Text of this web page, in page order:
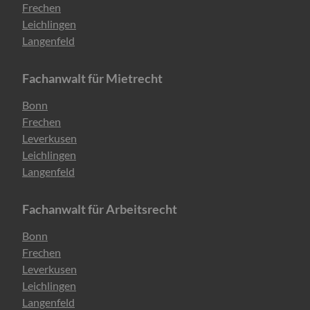
Frechen
Leichlingen
Langenfeld
Fachanwalt für Mietrecht
Navigation
überspringen
Bonn
Frechen
Leverkusen
Leichlingen
Langenfeld
Fachanwalt für Arbeitsrecht
Navigation
überspringen
Bonn
Frechen
Leverkusen
Leichlingen
Langenfeld